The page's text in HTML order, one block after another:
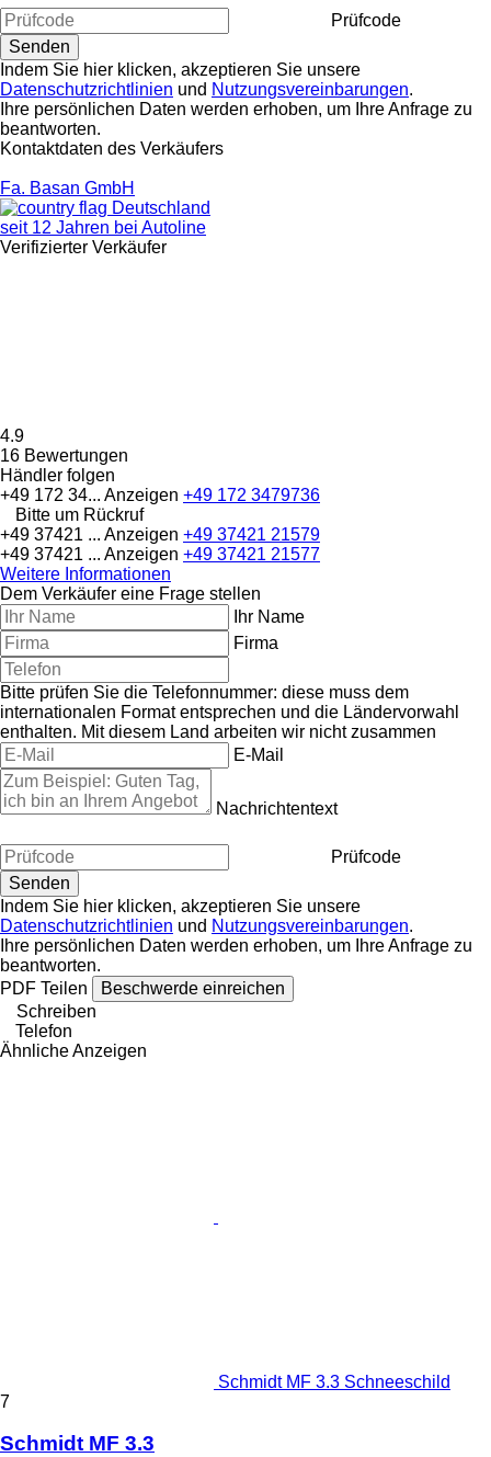
Prüfcode
Indem Sie hier klicken, akzeptieren Sie unsere
Datenschutzrichtlinien und Nutzungsvereinbarungen.
Ihre persönlichen Daten werden erhoben, um Ihre Anfrage zu
beantworten.
Kontaktdaten des Verkäufers
Fa. Basan GmbH
Deutschland
seit 12 Jahren bei Autoline
Verifizierter Verkäufer
4.9
16 Bewertungen
Händler folgen
+49 172 34... Anzeigen +49 172 3479736
Bitte um Rückruf
+49 37421 ... Anzeigen +49 37421 21579
+49 37421 ... Anzeigen +49 37421 21577
Weitere Informationen
Dem Verkäufer eine Frage stellen
Ihr Name
Firma
Bitte prüfen Sie die Telefonnummer: diese muss dem
internationalen Format entsprechen und die Ländervorwahl
enthalten. Mit diesem Land arbeiten wir nicht zusammen
E-Mail
Nachrichtentext
Prüfcode
Indem Sie hier klicken, akzeptieren Sie unsere
Datenschutzrichtlinien und Nutzungsvereinbarungen.
Ihre persönlichen Daten werden erhoben, um Ihre Anfrage zu
beantworten.
PDF Teilen
Beschwerde einreichen
Schreiben
Telefon
Ähnliche Anzeigen
Schmidt MF 3.3 Schneeschild
7
Schmidt MF 3.3